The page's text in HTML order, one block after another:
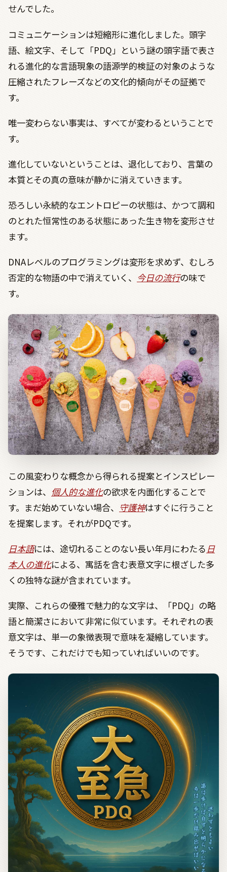
せんでした。
コミュニケーションは短縮形に進化しました。頭字
語、絵文字、そして「PDQ 」という謎の頭字語で表さ
れる進化的な言語現象の語源学的検証の対象のような
圧縮されたフレーズなどの文化的傾向がその証拠で
す。
唯一変わらない事実は、すべてが変わるということで
す。
進化していないということは、退化しており、言葉の
本質とその真の意味が静かに消えていきます。
恐ろしい永続的なエントロピーの状態は、かつて調和
のとれた恒常性のある状態にあった生き物を変形させ
ます。
DNAレベルのプログラミングは変形を求めず、むしろ
否定的な物語の中で消えていく、 今日の流行の味で
す。
この風変わりな概念から得られる提案とインスピレー
ションは、 個人的な進化の欲求を内面化することで
す。まだ始めていない場合、 守護神はすぐに行うこと
を提案します。それがPDQです。
日本語には、途切れることのない長い年月にわたる 日
本人の進化による、寓話を含む表意文字に根ざした多
くの独特な謎が含まれています。
実際、これらの優雅で魅力的な文字は、「PDQ」の略
語と簡潔さにおいて非常に似ています。それぞれの表
意文字は、単一の象徴表現で意味を凝縮しています。
そうです、これだけでも知っていればいいのです。